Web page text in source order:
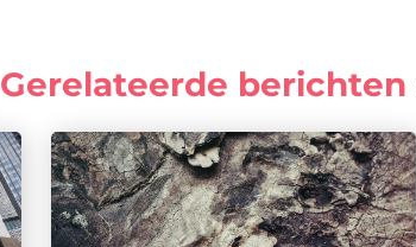
Gerelateerde berichten